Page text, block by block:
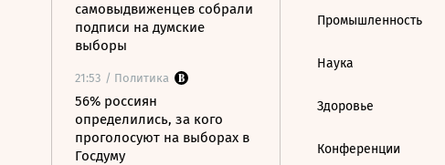
самовыдвиженцев собрали
подписи на думские
выборы
21:53 / Политика
56% россиян
определились, за кого
проголосуют на выборах в
Госдуму
Промышленность
Наука
Здоровье
Конференции